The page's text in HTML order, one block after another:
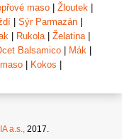
maso Žloutek
Sýr Parmazán
Rukola| Želatina|
Balsamico Mák
Kokos
a.s., 2017.